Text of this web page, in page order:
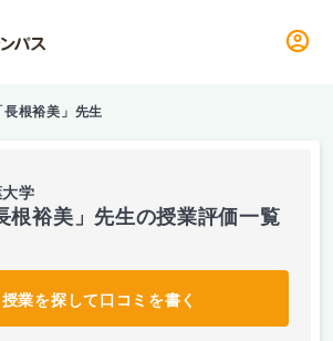
長根裕美」先生
学
根裕美」先生の授業評価一覧
授業を探して口コミを書く